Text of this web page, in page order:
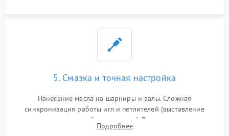
5. Смазка и точная настройка
Нанесение масла на шарниры и валы. Сложная
синхронизация работы игл и петлителей (выставление
зазоров до сотых долей миллиметра). Регулировка прижима
ножей, ширины обметки и хода дифференциального
Подробнее